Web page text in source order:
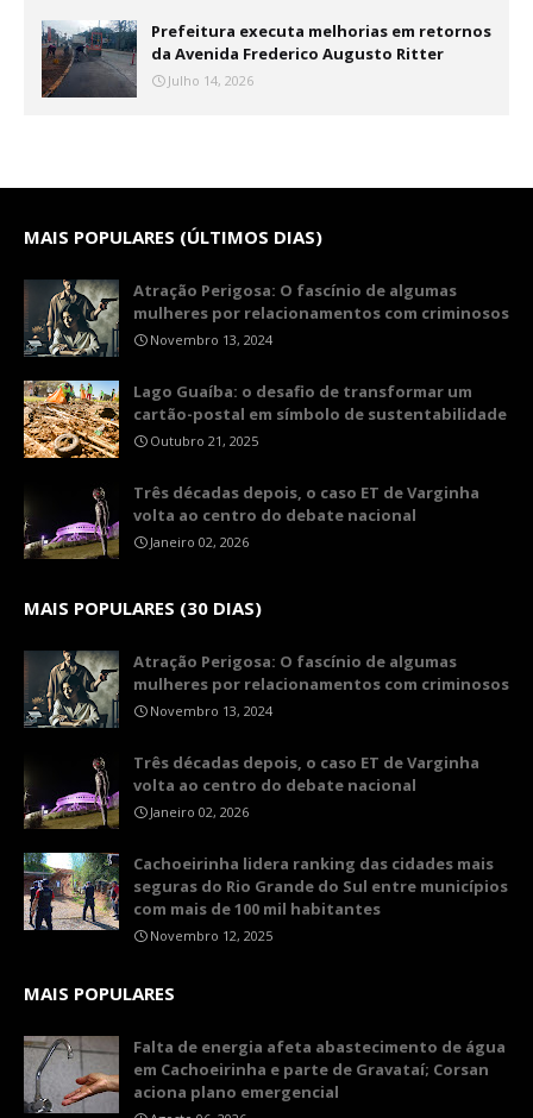
Prefeitura executa melhorias em retornos
da Avenida Frederico Augusto Ritter
Julho 14, 2026
MAIS POPULARES (ÚLTIMOS DIAS)
Atração Perigosa: O fascínio de algumas
mulheres por relacionamentos com criminosos
Novembro 13, 2024
Lago Guaíba: o desafio de transformar um
cartão-postal em símbolo de sustentabilidade
Outubro 21, 2025
Três décadas depois, o caso ET de Varginha
volta ao centro do debate nacional
Janeiro 02, 2026
MAIS POPULARES (30 DIAS)
Atração Perigosa: O fascínio de algumas
mulheres por relacionamentos com criminosos
Novembro 13, 2024
Três décadas depois, o caso ET de Varginha
volta ao centro do debate nacional
Janeiro 02, 2026
Cachoeirinha lidera ranking das cidades mais
seguras do Rio Grande do Sul entre municípios
com mais de 100 mil habitantes
Novembro 12, 2025
MAIS POPULARES
Falta de energia afeta abastecimento de água
em Cachoeirinha e parte de Gravataí; Corsan
aciona plano emergencial